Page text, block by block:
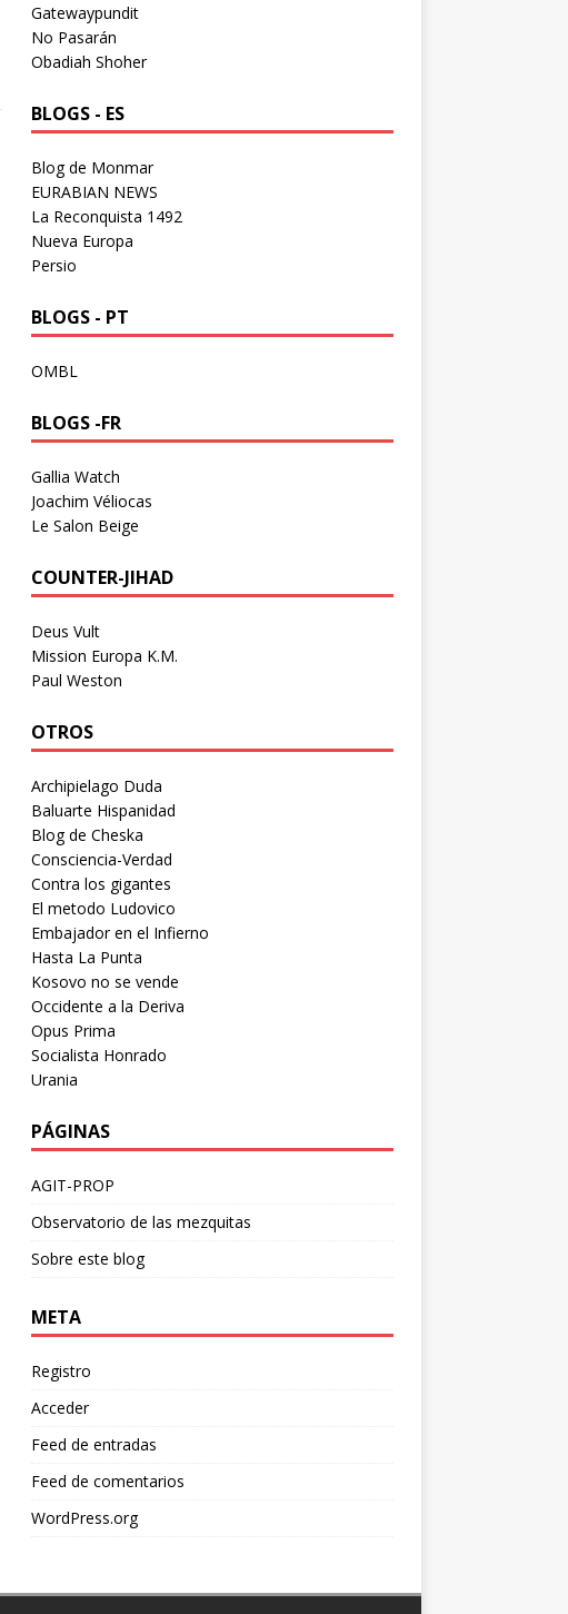
Gatewaypundit
No Pasarán
Obadiah Shoher
BLOGS - ES
Blog de Monmar
EURABIAN NEWS
La Reconquista 1492
Nueva Europa
Persio
BLOGS - PT
OMBL
BLOGS -FR
Gallia Watch
Joachim Véliocas
Le Salon Beige
COUNTER-JIHAD
Deus Vult
Mission Europa K.M.
Paul Weston
OTROS
Archipielago Duda
Baluarte Hispanidad
Blog de Cheska
Consciencia-Verdad
Contra los gigantes
El metodo Ludovico
Embajador en el Infierno
Hasta La Punta
Kosovo no se vende
Occidente a la Deriva
Opus Prima
Socialista Honrado
Urania
PÁGINAS
AGIT-PROP
Observatorio de las mezquitas
Sobre este blog
META
Registro
Acceder
Feed de entradas
Feed de comentarios
WordPress.org